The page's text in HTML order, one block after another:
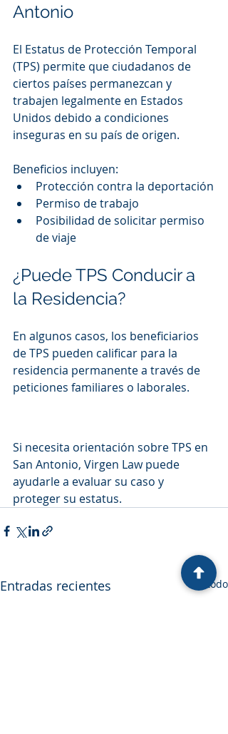
Antonio
El Estatus de Protección Temporal
(TPS) permite que ciudadanos de
ciertos países permanezcan y
trabajen legalmente en Estados
Unidos debido a condiciones
inseguras en su país de origen.
Beneficios incluyen:
Protección contra la deportación
Permiso de trabajo
Posibilidad de solicitar permiso
de viaje
¿Puede TPS Conducir a
la Residencia?
En algunos casos, los beneficiarios
de TPS pueden calificar para la
residencia permanente a través de
peticiones familiares o laborales.
Si necesita orientación sobre TPS en
San Antonio, Virgen Law puede
ayudarle a evaluar su caso y
proteger su estatus.
Entradas recientes Ver todo